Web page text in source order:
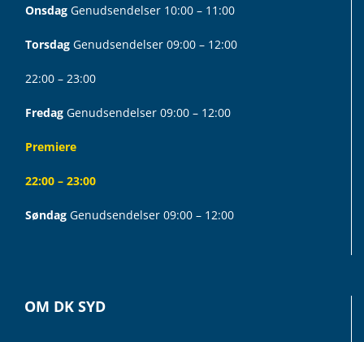
Onsdag Genudsendelser 10:00 – 11:00
Torsdag Genudsendelser 09:00 – 12:00
22:00 – 23:00
Fredag Genudsendelser 09:00 – 12:00
Premiere
22:00 – 23:00
Søndag Genudsendelser 09:00 – 12:00
OM DK SYD